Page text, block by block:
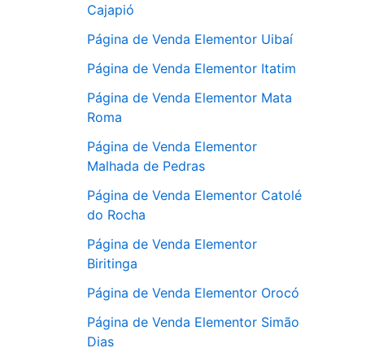
Cajapió
Página de Venda Elementor Uibaí
Página de Venda Elementor Itatim
Página de Venda Elementor Mata
Roma
Página de Venda Elementor
Malhada de Pedras
Página de Venda Elementor Catolé
do Rocha
Página de Venda Elementor
Biritinga
Página de Venda Elementor Orocó
Página de Venda Elementor Simão
Dias